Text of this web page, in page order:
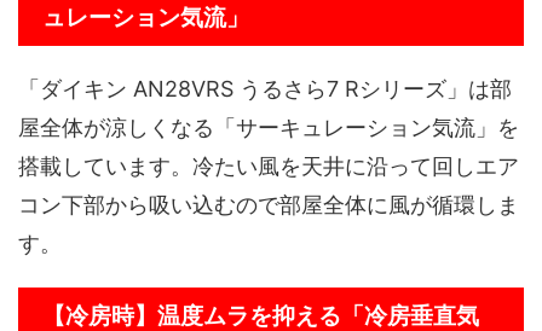
ュレーション気流」
「ダイキン AN28VRS うるさら7 Rシリーズ」は部
屋全体が涼しくなる「サーキュレーション気流」を
搭載しています。冷たい風を天井に沿って回しエア
コン下部から吸い込むので部屋全体に風が循環しま
す。
【冷房時】温度ムラを抑える「冷房垂直気